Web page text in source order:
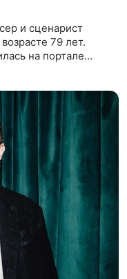
и сценарист
79 лет.
на портале